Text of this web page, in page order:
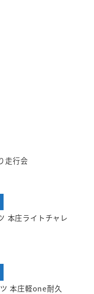
走行会
本庄ライトチャレ
本庄軽one耐久